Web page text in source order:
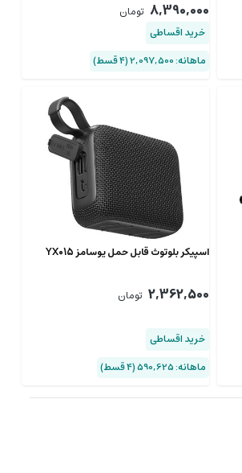
8,390,000 تومان
خرید اقساطی
ماهانه: 2,097,500 (۴ قسط)
اسپیکر بلوتوث قابل حمل یوسامز YX015
2,362,500 تومان
خرید اقساطی
ماهانه: 590,625 (۴ قسط)